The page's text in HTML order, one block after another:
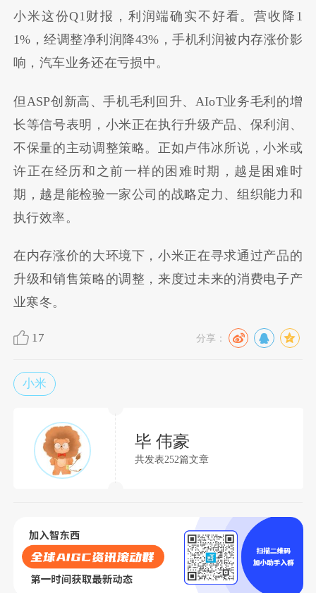
小米这份Q1财报，利润端确实不好看。营收降1
1%，经调整净利润降43%，手机利润被内存涨价影
响，汽车业务还在亏损中。
但ASP创新高、手机毛利回升、AIoT业务毛利的增
长等信号表明，小米正在执行升级产品、保利润、
不保量的主动调整策略。正如卢伟冰所说，小米或
许正在经历和之前一样的困难时期，越是困难时
期，越是能检验一家公司的战略定力、组织能力和
执行效率。
在内存涨价的大环境下，小米正在寻求通过产品的
升级和销售策略的调整，来度过未来的消费电子产
业寒冬。
17 分享：
小米
毕 伟豪
共发表252篇文章